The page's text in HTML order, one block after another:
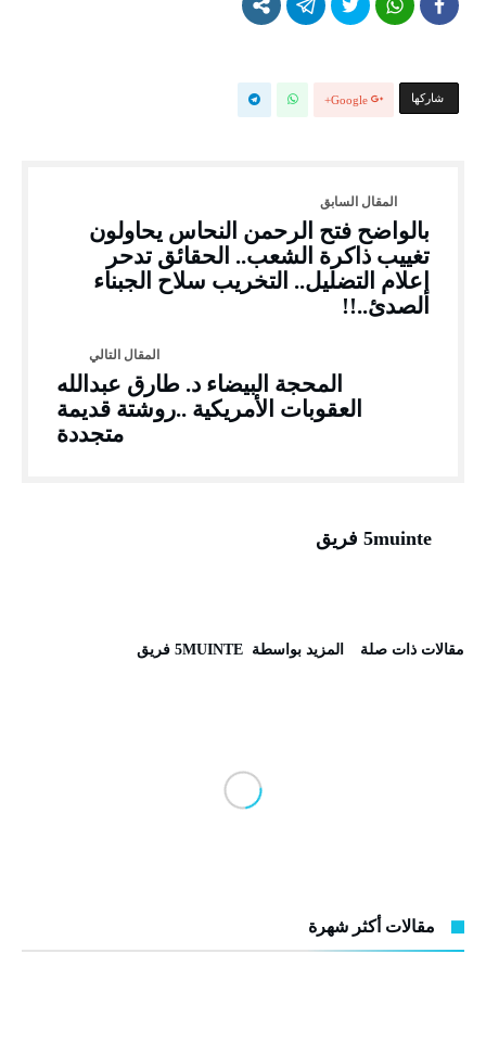
‫‫ شاركها‬ Google+
بالواضح فتح الرحمن النحاس يحاولون
تغييب ذاكرة الشعب.. الحقائق تدحر
إعلام التضليل.. التخريب سلاح الجبناء
الصدئ..!!
المحجة البيضاء د. طارق عبدالله
العقوبات الأمريكية ..روشتة قديمة
متجددة
5muinte فريق
‫مقالات ذات صلة‬ ‫‫المزيد بواسطة‬ ‬ 5MUINTE فريق
مقالات أكثر شهرة